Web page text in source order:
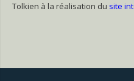
Tolkien à la réalisation du site